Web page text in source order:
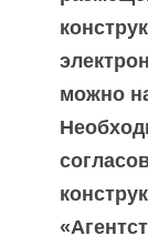
можно